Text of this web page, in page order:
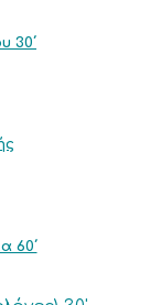
30΄
60΄